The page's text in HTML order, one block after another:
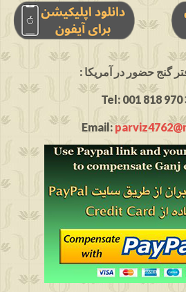
گنج حضور در آمریکا
Tel: 001 818 970
Email: